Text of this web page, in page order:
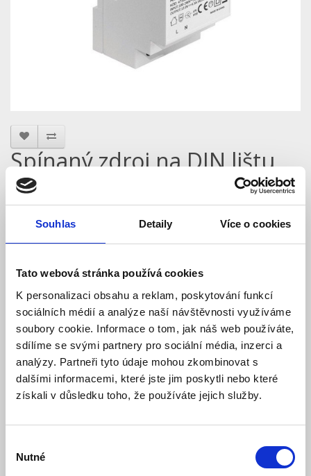
Souhlas Detaily Více o cookies
Tato webová stránka používá cookies
K personalizaci obsahu a reklam, poskytování funkcí
sociálních médií a analýze naší návštěvnosti využíváme
soubory cookie. Informace o tom, jak náš web používáte,
sdílíme se svými partnery pro sociální média, inzerci a
analýzy. Partneři tyto údaje mohou zkombinovat s
dalšími informacemi, které jste jim poskytli nebo které
získali v důsledku toho, že používáte jejich služby.
souhlasu
Nutné
Spínaný zdroj na DIN lištu
12V / 54W, 4,5A
Model: FKPWR50 -12 DIN Y - 4739982-08 | Výrobce: FK technics
Produktové číslo: 745 / 005173
Vaše cena bez DPH:
Vaše cena včetně DPH:
522 Kč
Množství